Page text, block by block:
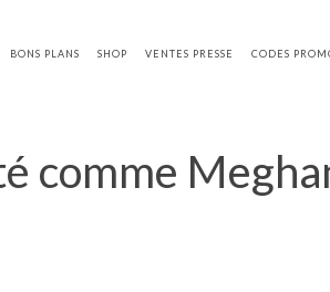
BONS PLANS SHOP VENTES PRESSE CODES
comme